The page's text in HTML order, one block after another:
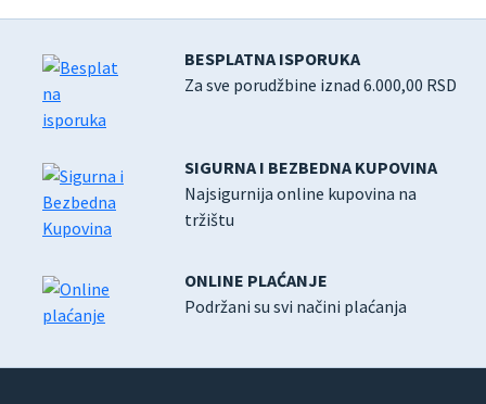
BESPLATNA ISPORUKA
Za sve porudžbine iznad 6.000,00 RSD
SIGURNA I BEZBEDNA KUPOVINA
Najsigurnija online kupovina na
tržištu
ONLINE PLAĆANJE
Podržani su svi načini plaćanja